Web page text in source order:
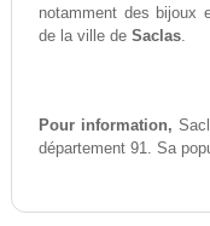
notamment des bijoux
de la ville de Saclas.
Pour information,
département 91. Sa